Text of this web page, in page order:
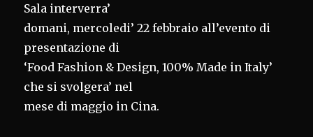
Sala interverra’
domani, mercoledi’ 22 febbraio all’evento di
presentazione di
‘Food Fashion & Design, 100% Made in Italy’
che si svolgera’ nel
mese di maggio in Cina.